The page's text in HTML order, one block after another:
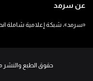
عن سرمد
«سرمد»، شبكة إعلامية شاملة
حقوق الطبع والنشر